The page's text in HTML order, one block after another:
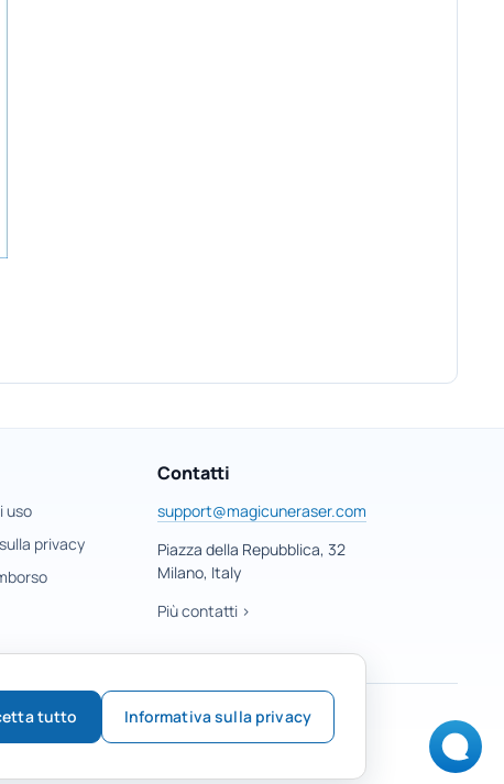
uso
privacy
Contatti
support@magicuneraser.com
Piazza della Repubblica, 32
Milano, Italy
Più contatti >
tutto Informativa sulla privacy